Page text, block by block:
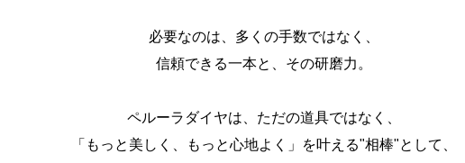
必要なのは、多くの手数ではなく、
信頼できる一本と、その研磨力。
ペルーラダイヤは、ただの道具ではなく、
「もっと美しく、もっと心地よく」を叶える"相棒"として、